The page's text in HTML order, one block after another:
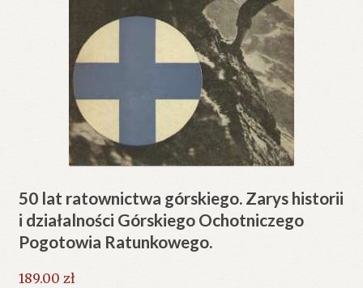
50 lat ratownictwa górskiego. Zarys historii
i działalności Górskiego Ochotniczego
Pogotowia Ratunkowego.
189.00 zł